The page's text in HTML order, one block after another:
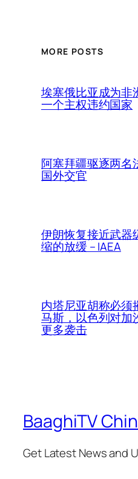
MORE POSTS
埃塞俄比亚成为非
一个主权违约国家
阿塞拜疆驱逐两名
国外交官
伊朗恢复接近武器
缩的放缓 – IAEA
内塔尼亚胡称必须
马斯，以色列对加
更多袭击
BaaghiTV
Get Latest News and